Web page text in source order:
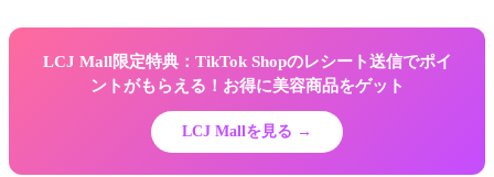
LCJ Mall限定特典：TikTok Shopのレシート送信でポイ
ントがもらえる！お得に美容商品をゲット
LCJ Mallを見る →